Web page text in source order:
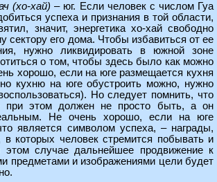
(хо-хай) – юг. Если человек с числом Гуа
успеха и признания в той области,
значит, энергетика хо-хай свободно
сектору его дома. Чтобы избавиться от ее
нужно ликвидировать в южной зоне
о том, чтобы здесь было как можно
хорошо, если на юге размещается кухня
кухню на юге обустроить можно, нужно
Но следует помнить, что
при этом должен не просто быть, а он
Не очень хорошо, если на юге
является символом успеха, – награды,
в которых человек стремится побывать и
случае дальнейшее продвижение к
предметами и изображениями цели будет